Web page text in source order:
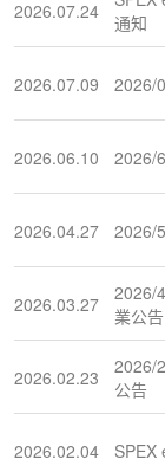
2026.07.24
通知
2026.07.09 2026/
2026.06.10 2026/
2026.04.27 2026/
2026.03.27
2026/
業公告
2026.02.23
2026/
公告
2026.02.04 SPEX